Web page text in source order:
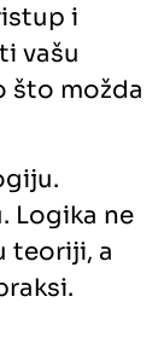
i
vašu
što možda
Logika ne
teoriji, a